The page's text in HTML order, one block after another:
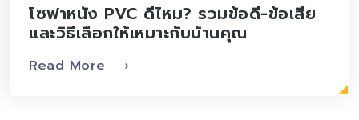
โซฟาหนัง PVC ดีไหม? รวมข้อดี-ข้อเสีย
และวิธีเลือกให้เหมาะกับบ้านคุณ
Read More ⟶